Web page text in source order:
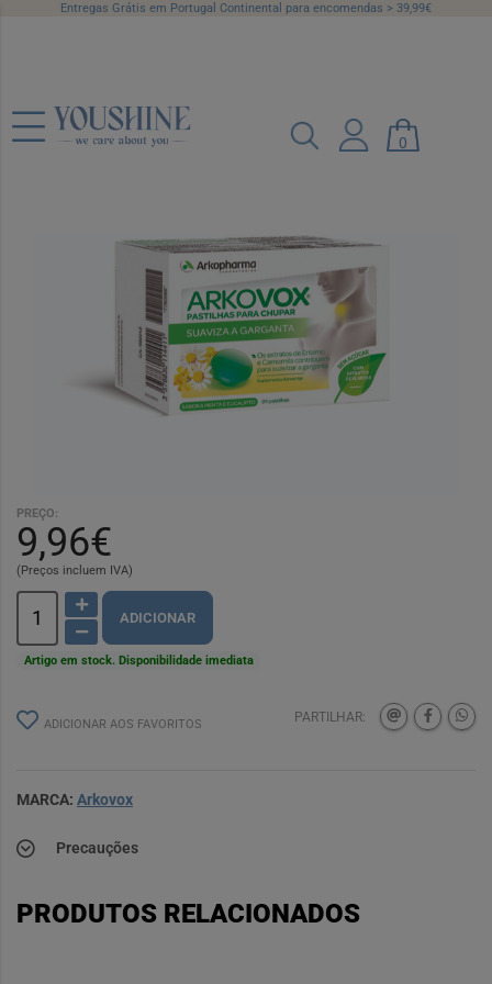
Entregas Grátis em Portugal Continental para encomendas > 39,99€
0
Arkovox Menta Eucalipto Pst X 24 pst
PREÇO:
9,96€
(Preços incluem IVA)
ADICIONAR
Artigo em stock. Disponibilidade imediata
ADICIONAR AOS FAVORITOS PARTILHAR:
MARCA: Arkovox
Precauções
PRODUTOS RELACIONADOS